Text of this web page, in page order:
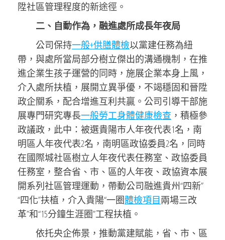
陞社區管理程度的新途徑。
二、自動作為，融進處所成長年夜局
公司保持一般+供膳體檢以黨建任務為紐
帶，與處所當局部分樹立傑出的溝通機制，在推
進企業生孩子運營的同時，施展企業本身上風，
介入處所扶植，展開立異爭優，不竭穩固和晉陞
政企關系，配合增進互利共贏。公司引導干部施
展專門研究專長一般勞工身體健康檢查 ，積極參
政議政，此中：被選貴陽市人年夜代表1名，南
明區人年夜代表2名，南明區政協委員2名，同時
在國際城社區樹立人年夜代表任務室、政協委員
任務室，整合省、市、區的人年夜、政協資本展
開系列社區管理運動，帶動公司融進貴州“四新”
“四化”扶植，介入貴陽“一圈體檢項目兩場三改
革”和“15分鐘生涯圈”工程扶植。
依托央企佈景，推動黨建賦能，省、市、區